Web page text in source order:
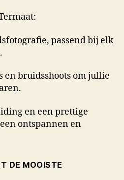
passend bij elk
en bruidsshoots om jullie
en een prettige
ontspannen en
DE MOOISTE